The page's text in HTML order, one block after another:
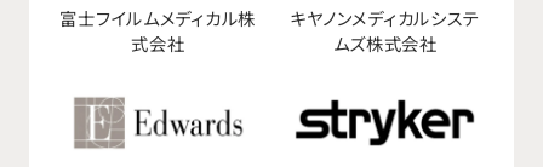
富士フイルムメディカル株
式会社
キヤノンメディカルシステ
ムズ株式会社